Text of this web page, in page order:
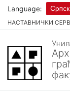
НАСТАВНИЧКИ
Language: